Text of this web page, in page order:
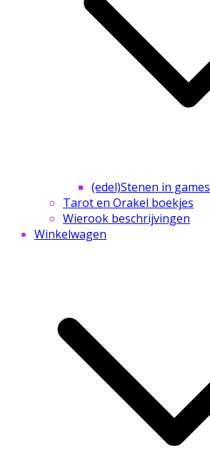
(edel)Stenen in games
Tarot en Orakel boekjes
Wierook beschrijvingen
Winkelwagen